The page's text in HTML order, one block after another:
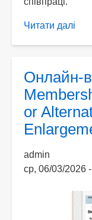
Читати далі
на
у
Онлайн-
or
admin
ср, 06/03/2026